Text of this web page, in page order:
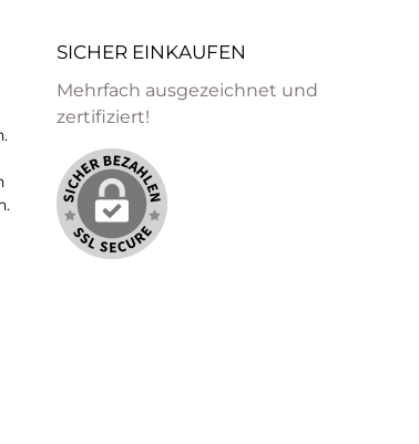
SICHER EINKAUFEN
Mehrfach ausgezeichnet und
zertifiziert!